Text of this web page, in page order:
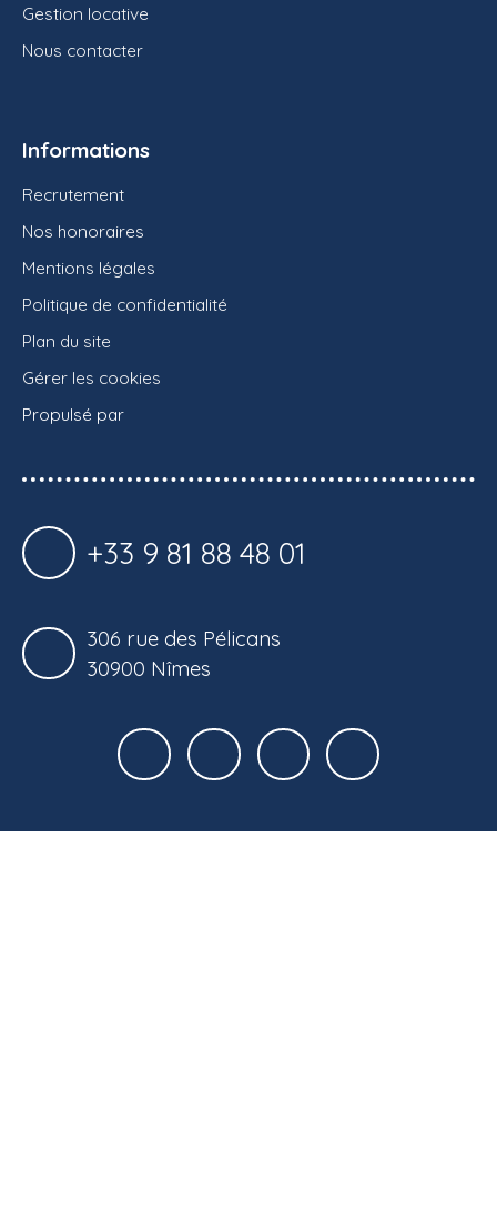
Gestion locative
Nous contacter
Informations
Recrutement
Nos honoraires
Mentions légales
Politique de confidentialité
Plan du site
Gérer les cookies
Propulsé par
+33 9 81 88 48 01
306 rue des Pélicans
30900 Nîmes